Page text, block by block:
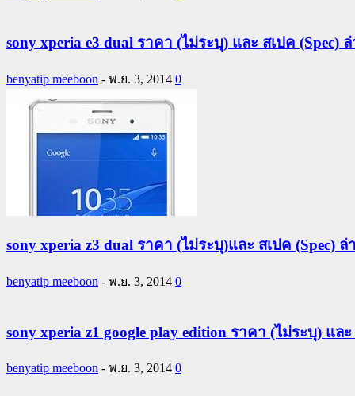
sony xperia e3 dual ราคา (ไม่ระบุ) และ สเปค (Spec)
benyatip meeboon - พ.ย. 3, 2014 0
sony xperia z3 dual ราคา (ไม่ระบุ)และ สเปค (Spec) ล่
benyatip meeboon - พ.ย. 3, 2014 0
sony xperia z1 google play edition ราคา (ไม่ระบุ) และ
benyatip meeboon - พ.ย. 3, 2014 0